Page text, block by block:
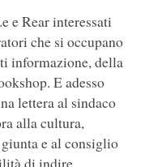
e Rear interessati
che si occupano
informazione, della
E adesso
lettera al sindaco
alla cultura,
e al consiglio
di indire